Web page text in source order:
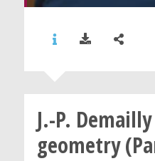
J.-P.
geometry